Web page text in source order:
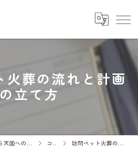
火葬の流れと計画
の立て方
東京でペット火葬なら天国への扉 ペットメモリアル東京西 コラム 訪問ペット火葬の流れと計画の立て方